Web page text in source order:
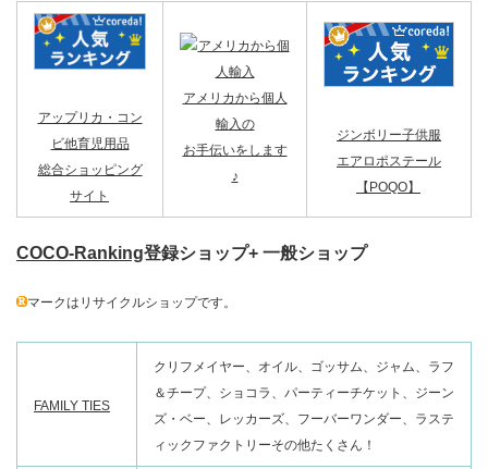
アップリカ・コン
ビ他育児用品
総合ショッピング
サイト
アメリカから個人
輸入の
お手伝いをします
♪
ジンボリー子供服
エアロポステール
【POQO】
COCO-Ranking登録ショップ+ 一般ショップ
マークはリサイクルショップです。
FAMILY TIES
クリフメイヤー、オイル、ゴッサム、ジャム、ラフ
＆チープ、ショコラ、パーティーチケット、ジーン
ズ・ベー、レッカーズ、フーバーワンダー、ラステ
ィックファクトリーその他たくさん！